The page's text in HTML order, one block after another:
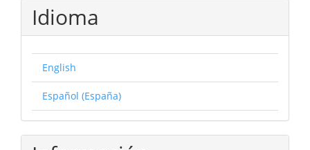
Idioma
English
Español (España)